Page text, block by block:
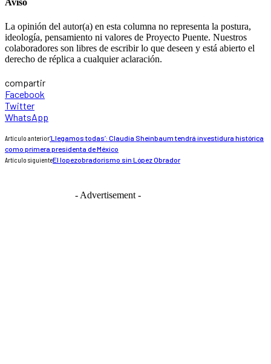
Aviso
La opinión del autor(a) en esta columna no representa la postura,
ideología, pensamiento ni valores de Proyecto Puente. Nuestros
colaboradores son libres de escribir lo que deseen y está abierto el
derecho de réplica a cualquier aclaración.
compartir
Facebook
Twitter
WhatsApp
Artículo anterior‘Llegamos todas’: Claudia Sheinbaum tendrá investidura histórica
como primera presidenta de México
Artículo siguienteEl lopezobradorismo sin López Obrador
- Advertisement -